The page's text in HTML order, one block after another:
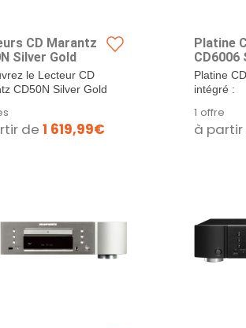
CD Marantz
Silver Gold
le Lecteur CD
CD50N Silver Gold
et modernité
votre...
de 1 619,99€
Platine
CD6006
Platine
intégré :
1 offre
à partir